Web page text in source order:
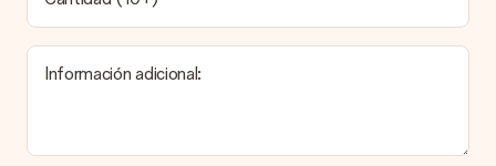
El tiempo de entrega se puede encontrar en la página del
producto del regalo.
¿Cómo puedo pagar mi pedido?
Información adicional: